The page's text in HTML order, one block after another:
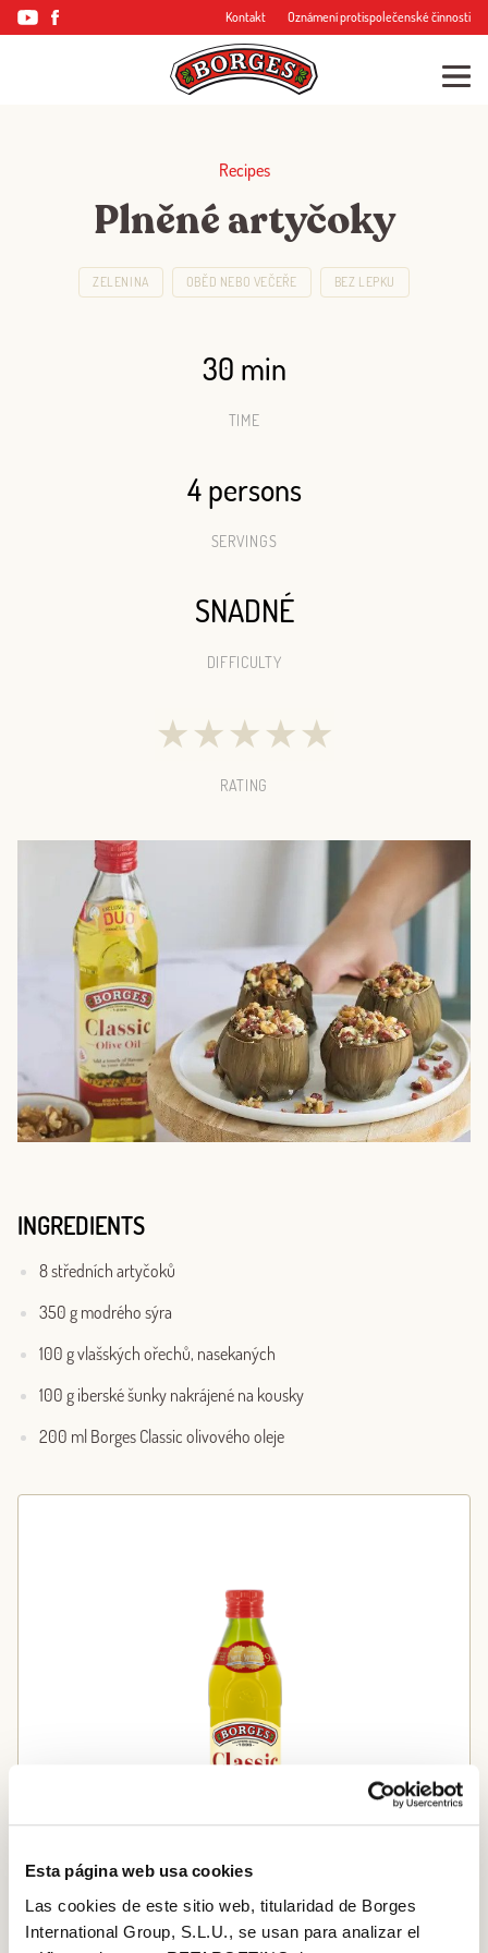
Esta página web usa cookies
Las cookies de este sitio web, titularidad de Borges
International Group, S.L.U., se usan para analizar el
Kontakt Oznámení protispolečenské činnosti
Recipes
Plněné artyčoky
ZELENINA OBĚD NEBO VEČEŘE BEZ LEPKU
30 min
TIME
4 persons
SERVINGS
SNADNÉ
DIFFICULTY
★★★★★
RATING
INGREDIENTS
8 středních artyčoků
350 g modrého sýra
100 g vlašských ořechů, nasekaných
100 g iberské šunky nakrájené na kousky
200 ml Borges Classic olivového oleje